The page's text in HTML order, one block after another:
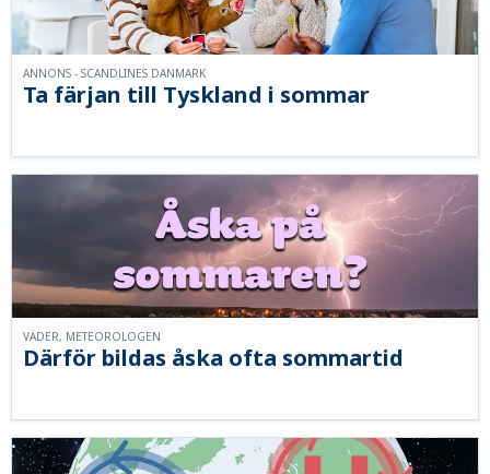
Ta färjan till Tyskland i sommar
ANNONS - SCANDLINES DANMARK
Därför bildas åska ofta sommartid
VÄDER, METEOROLOGEN